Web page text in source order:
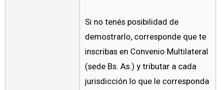
Si no tenés posibilidad de
demostrarlo, corresponde que te
inscribas en Convenio Multilateral
(sede Bs. As.) y tributar a cada
jurisdicción lo que le corresponda